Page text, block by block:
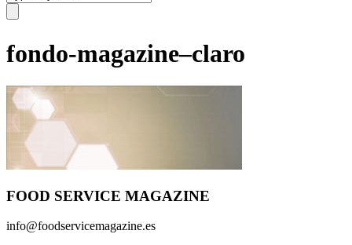
fondo-magazine–claro
FOOD SERVICE MAGAZINE
info@foodservicemagazine.es